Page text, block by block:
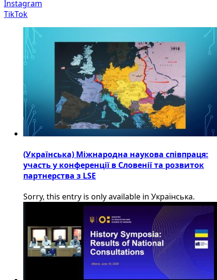
Instagram
TikTok
(Українська) Міжнародна наукова співпраця:
участь у конференції в Словенії та розвиток
партнерства з LSE
Sorry, this entry is only available in Українська.